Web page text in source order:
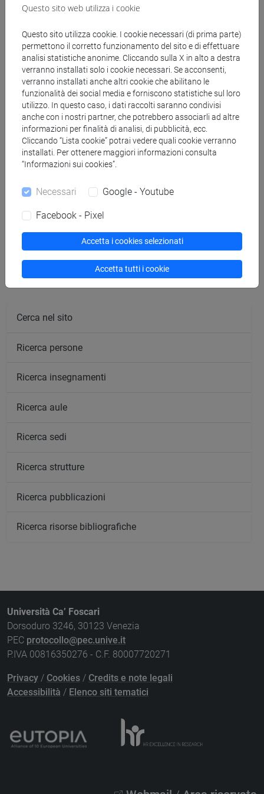
Docenti
MAURACHER Christine- 30h Lezione
Materiali didattici
Materiali su Moodle
Corsi di studio e percorsi
[EM60] MANAGEMENT E SOSTENIBILITÀ -
Laurea magistrale (DM270)
percorso comune
Cerca nel sito
Ricerca persone
Ricerca insegnamenti
Ricerca aule
Ricerca sedi
Ricerca strutture
Ricerca pubblicazioni
Ricerca risorse bibliografiche
Università Ca’ Foscari
Dorsoduro 3246, 30123 Venezia
PEC protocollo@pec.unive.it
P.IVA 00816350276 - C.F. 80007720271
Privacy / Cookies / Credits e note legali
Accessibilità / Elenco siti tematici
Questo sito web utilizza i cookie
Questo sito utilizza cookie. I cookie necessari (di prima parte)
permettono il corretto funzionamento del sito e di effettuare
analisi statistiche anonime. Cliccando sulla X in alto a destra
verranno installati solo i cookie necessari. Se acconsenti,
verranno installati anche altri cookie che abilitano le
funzionalità dei social media e forniscono statistiche sul loro
utilizzo. In questo caso, i dati raccolti saranno condivisi
anche con i nostri partner, che potrebbero associarli ad altre
informazioni per finalità di analisi, di pubblicità, ecc.
Cliccando “Lista cookie” potrai vedere quali cookie verranno
installati. Per ottenere maggiori informazioni consulta
“Informazioni sui cookies”.
Necessari Google - Youtube
Facebook - Pixel
Accetta i cookies selezionati
Accetta tutti i cookie